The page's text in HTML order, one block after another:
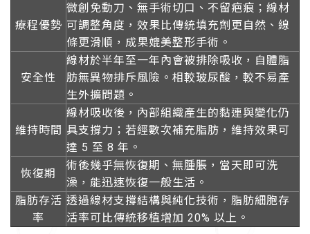
療程優勢
微創免動刀、無手術切口、不留疤痕；線材
可調整角度，效果比傳統填充劑更自然、線
條更滑順，成果媲美整形手術。
安全性
線材於半年至一年內會被排除吸收，自體脂
肪無異物排斥風險。相較玻尿酸，較不易產
生外擴問題。
維持時間
線材吸收後，內部組織產生的黏連與變化仍
具支撐力；若經數次補充脂肪，維持效果可
達 5 至 8 年。
恢復期
術後幾乎無恢復期、無腫脹，當天即可洗
澡，能迅速恢復一般生活。
脂肪存活
率
透過線材支撐結構與純化技術，脂肪細胞存
活率可比傳統移植增加 20% 以上。